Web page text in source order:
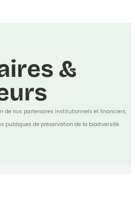
&
de nos partenaires institutionnels et financiers,
publiques de préservation de la biodiversité.